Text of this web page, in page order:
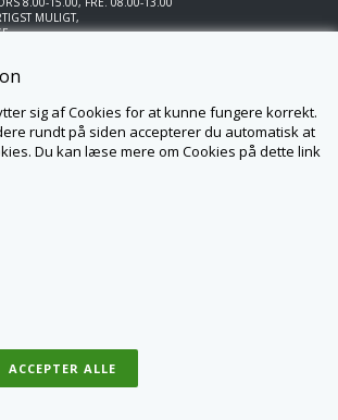
sig af Cookies for at kunne fungere korrekt.
rundt på siden accepterer du automatisk at
Du kan læse mere om Cookies på dette link
MULIGT,